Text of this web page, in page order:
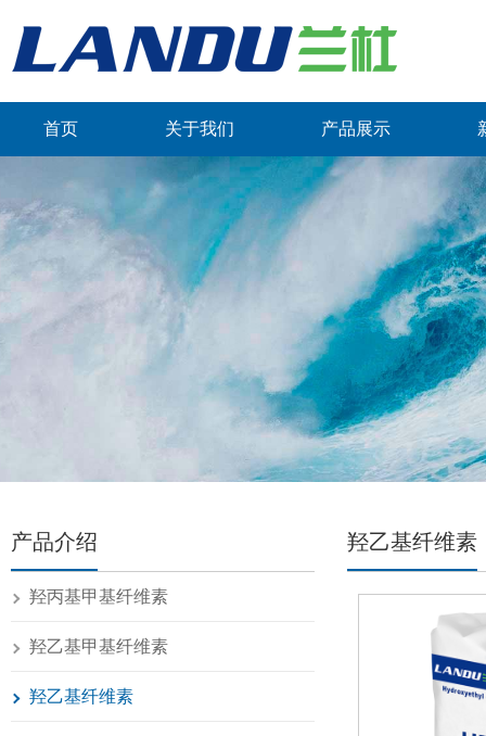
首页 关于我们 产品展示
联系我们
羟乙基纤维素
产品介绍
羟丙基甲基纤维素
羟乙基甲基纤维素
羟乙基纤维素